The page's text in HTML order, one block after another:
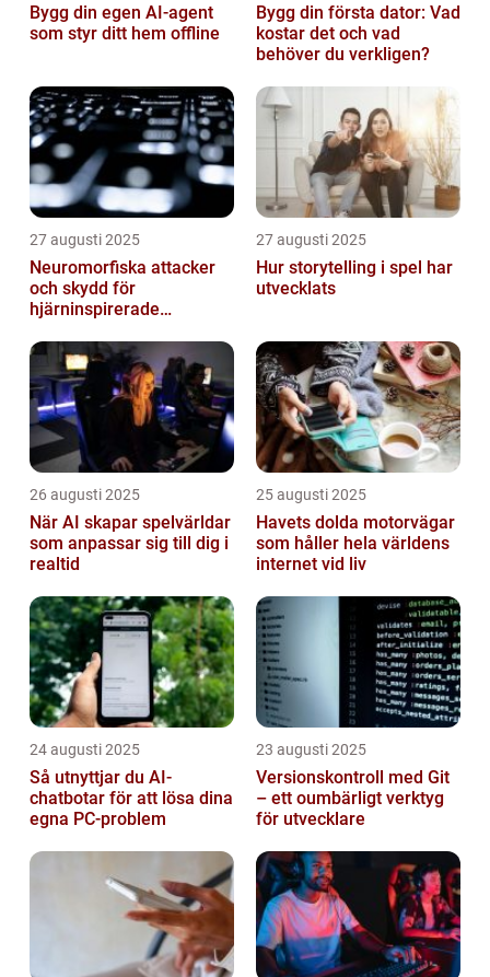
Bygg din egen AI-agent
som styr ditt hem offline
Bygg din första dator: Vad
kostar det och vad
behöver du verkligen?
27 augusti 2025
Neuromorfiska attacker
och skydd för
hjärninspirerade
27 augusti 2025
Hur storytelling i spel har
utvecklats
26 augusti 2025
När AI skapar spelvärldar
som anpassar sig till dig i
realtid
25 augusti 2025
Havets dolda motorvägar
som håller hela världens
internet vid liv
24 augusti 2025
Så utnyttjar du AI-
chatbotar för att lösa dina
egna PC-problem
23 augusti 2025
Versionskontroll med Git
– ett oumbärligt verktyg
för utvecklare